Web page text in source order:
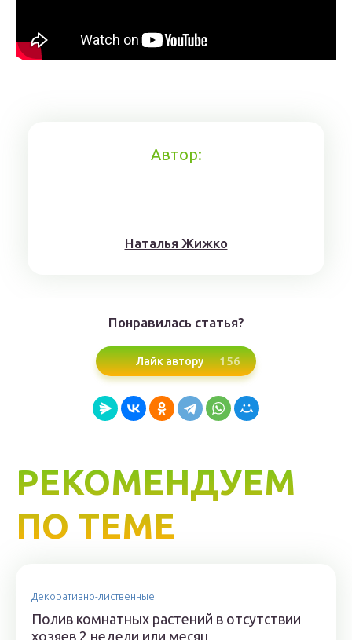
Автор:
Нaтaлья Жижкo
Понравилась статья?
Лайк автору 156
РЕКОМЕНДУЕМ
ПО ТЕМЕ
Декоративно-лиственные
Полив комнатных растений в отсутствии
хозяев 2 недели или месяц